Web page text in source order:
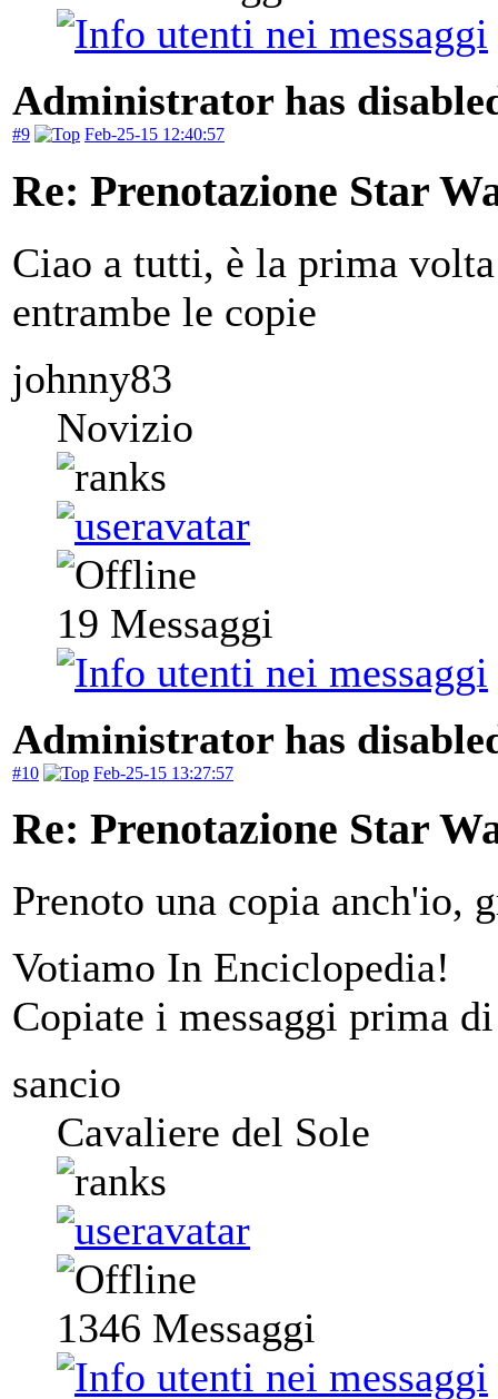
Administrator has
#9 Feb-25-15 12:40:57
Re: Prenotazione Star
Ciao a tutti, è la prima
entrambe le copie
johnny83
Novizio
19 Messaggi
Administrator has
#10 Feb-25-15 13:27:57
Re: Prenotazione Star
Prenoto una copia anch'io,
Votiamo In Enciclopedia!
Copiate i messaggi prima
sancio
Cavaliere del Sole
1346 Messaggi